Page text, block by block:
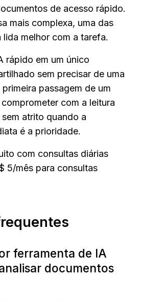
de acesso rápido.
mais complexa, uma das
lida melhor com a tarefa.
rápido em um único
sem precisar de uma
passagem de um
com a leitura
atrito quando a
é a prioridade.
com consultas diárias
5/mês para consultas
ferramenta de IA
documentos